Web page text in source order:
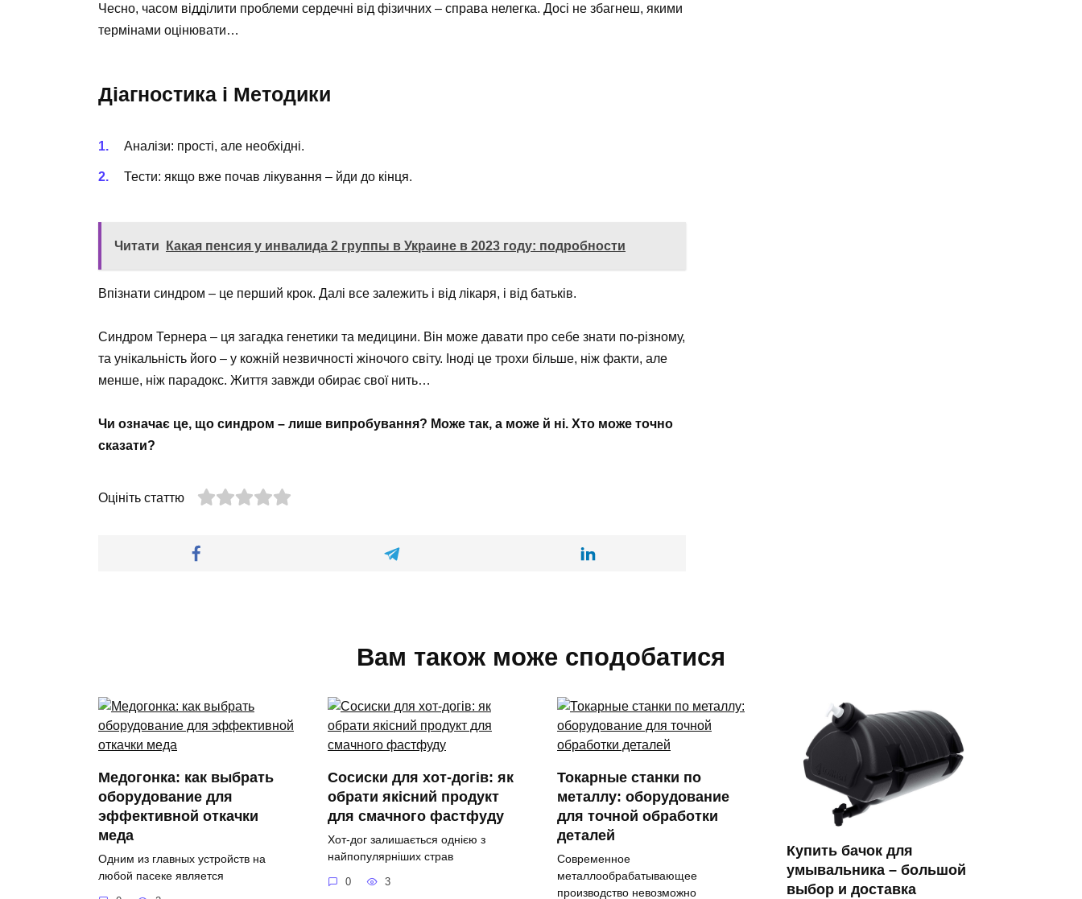
Чесно, часом відділити проблеми сердечні від фізичних – справа нелегка. Досі не збагнеш, якими
термінами оцінювати…
Діагностика і Методики
Аналізи: прості, але необхідні.
Тести: якщо вже почав лікування – йди до кінця.
Читати Какая пенсия у инвалида 2 группы в Украине в 2023 году: подробности
Впізнати синдром – це перший крок. Далі все залежить і від лікаря, і від батьків.
Синдром Тернера – ця загадка генетики та медицини. Він може давати про себе знати по-різному,
та унікальність його – у кожній незвичності жіночого світу. Іноді це трохи більше, ніж факти, але
менше, ніж парадокс. Життя завжди обирає свої нить…
Чи означає це, що синдром – лише випробування? Може так, а може й ні. Хто може точно
сказати?
Оцініть статтю
Вам також може сподобатися
Медогонка: как выбрать
оборудование для
эффективной откачки
меда
Одним из главных устройств на
любой пасеке является
Сосиски для хот-догів: як
обрати якісний продукт
для смачного фастфуду
Хот-дог залишається однією з
найпопулярніших страв
0 3
Токарные станки по
металлу: оборудование
для точной обработки
деталей
Современное
металлообрабатывающее
производство невозможно
Купить бачок для
умывальника – большой
выбор и доставка